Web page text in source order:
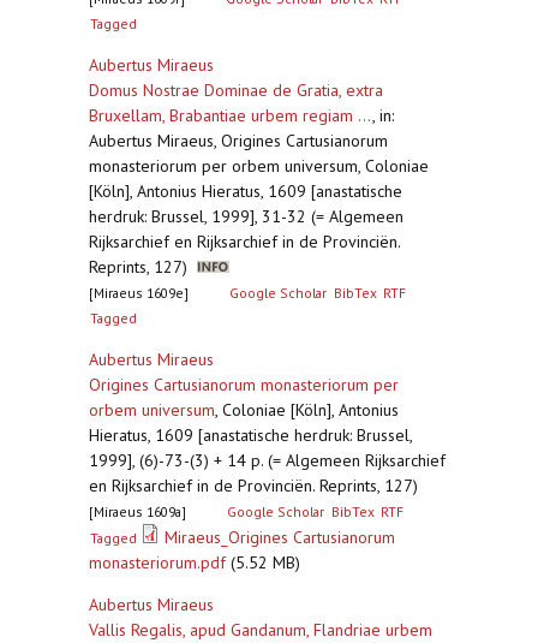
Tagged
Aubertus Miraeus
Domus Nostrae Dominae de Gratia, extra
Bruxellam, Brabantiae urbem regiam ..., in:
Aubertus Miraeus, Origines Cartusianorum
monasteriorum per orbem universum, Coloniae
[Köln], Antonius Hieratus, 1609 [anastatische
herdruk: Brussel, 1999], 31-32 (= Algemeen
Rijksarchief en Rijksarchief in de Provinciën.
Reprints, 127)
[Miraeus 1609e] Google Scholar BibTex RTF
Tagged
Aubertus Miraeus
Origines Cartusianorum monasteriorum per
orbem universum, Coloniae [Köln], Antonius
Hieratus, 1609 [anastatische herdruk: Brussel,
1999], (6)-73-(3) + 14 p. (= Algemeen Rijksarchief
en Rijksarchief in de Provinciën. Reprints, 127)
[Miraeus 1609a] Google Scholar BibTex RTF
Tagged
Miraeus_Origines Cartusianorum
monasteriorum.pdf(5.52 MB)
Aubertus Miraeus
Vallis Regalis, apud Gandanum, Flandriae urbem